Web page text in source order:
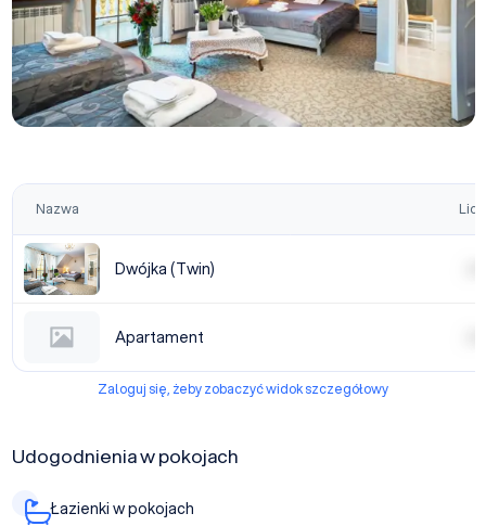
Nazwa
Dwójka (Twin)
Apartament
Zaloguj się, żeby zobaczyć widok szczegółowy
Udogodnienia w pokojach
Łazienki w pokojach